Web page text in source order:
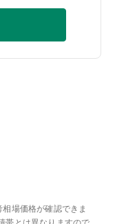
場価格が確認できま